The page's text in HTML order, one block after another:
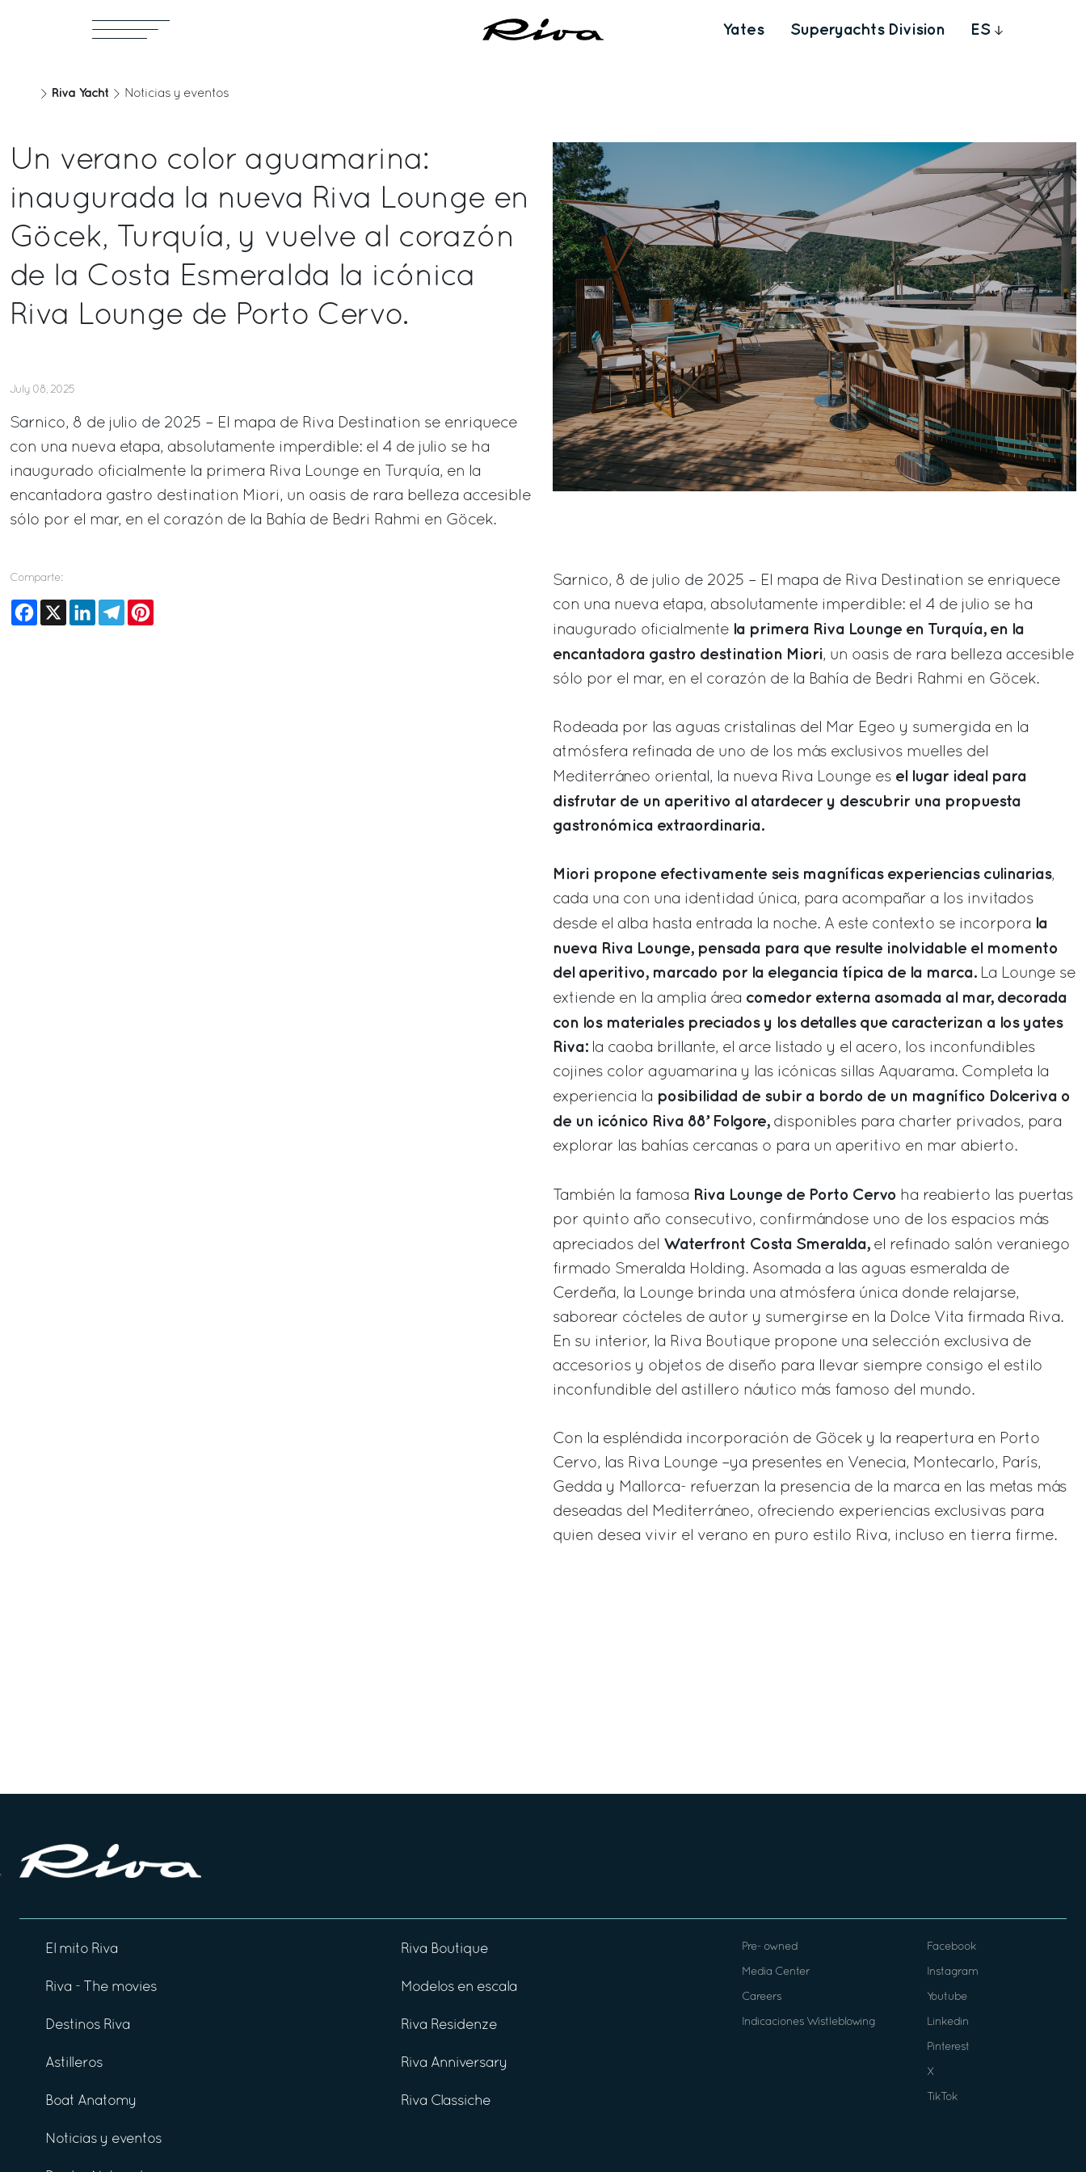
Yates Superyachts Division ES
Riva Yacht Noticias y eventos
Un verano color aguamarina:
inaugurada la nueva Riva Lounge en
Göcek, Turquía, y vuelve al corazón
de la Costa Esmeralda la icónica
Riva Lounge de Porto Cervo.
July 08, 2025
Sarnico, 8 de julio de 2025 – El mapa de Riva Destination se enriquece
con una nueva etapa, absolutamente imperdible: el 4 de julio se ha
inaugurado oficialmente la primera Riva Lounge en Turquía, en la
encantadora gastro destination Miori, un oasis de rara belleza accesible
sólo por el mar, en el corazón de la Bahía de Bedri Rahmi en Göcek.
Comparte:
Facebook
X LinkedInTelegram
Sarnico, 8 de julio de 2025 – El mapa de Riva Destination se enriquece
con una nueva etapa, absolutamente imperdible: el 4 de julio se ha
inaugurado oficialmente la primera Riva Lounge en Turquía, en la
encantadora gastro destination Miori, un oasis de rara belleza accesible
sólo por el mar, en el corazón de la Bahía de Bedri Rahmi en Göcek.
Rodeada por las aguas cristalinas del Mar Egeo y sumergida en la
atmósfera refinada de uno de los más exclusivos muelles del
Mediterráneo oriental, la nueva Riva Lounge es el lugar ideal para
disfrutar de un aperitivo al atardecer y descubrir una propuesta
gastronómica extraordinaria.
Miori propone efectivamente seis magníficas experiencias culinarias,
cada una con una identidad única, para acompañar a los invitados
desde el alba hasta entrada la noche. A este contexto se incorpora
la
nueva Riva Lounge, pensada para que resulte inolvidable el momento
del aperitivo, marcado por la elegancia típica de la marca.La Lounge se
extiende en la amplia área comedor externa asomada al mar, decorada
con los materiales preciados y los detalles que caracterizan a los yates
Riva:la caoba brillante, el arce listado y el acero, los inconfundibles
cojines color aguamarina y las icónicas sillas Aquarama. Completa la
experiencia la posibilidad de subir a bordo de un magnífico Dolceriva o
de un icónico Riva 88’ Folgore,disponibles para charter privados, para
explorar las bahías cercanas o para un aperitivo en mar abierto.
También la famosa Riva Lounge de Porto Cervo ha reabierto las puertas
por quinto año consecutivo, confirmándose uno de los espacios más
apreciados del Waterfront Costa Smeralda,el refinado salón veraniego
firmado Smeralda Holding. Asomada a las aguas esmeralda de
Cerdeña, la Lounge brinda una atmósfera única donde relajarse,
saborear cócteles de autor y sumergirse en la Dolce Vita firmada Riva.
En su interior, la Riva Boutique propone una selección exclusiva de
accesorios y objetos de diseño para llevar siempre consigo el estilo
inconfundible del astillero náutico más famoso del mundo.
Con la espléndida incorporación de Göcek y la reapertura en Porto
Cervo, las Riva Lounge –ya presentes en Venecia, Montecarlo, París,
Gedda y Mallorca- refuerzan la presencia de la marca en las metas más
deseadas del Mediterráneo, ofreciendo experiencias exclusivas para
quien desea vivir el verano en puro estilo Riva, incluso en tierra firme.
El mito Riva
Riva - The movies
Destinos Riva
Astilleros
Boat Anatomy
Noticias y eventos
Riva Boutique
Modelos en escala
Riva Residenze
Riva Anniversary
Riva Classiche
Pre- owned
Media Center
Careers
Indicaciones Wistleblowing
Facebook
Instagram
Youtube
Linkedin
Pinterest
X
TikTok